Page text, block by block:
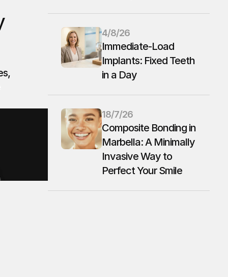
4/8/26
Immediate-Load
Implants: Fixed Teeth
in a Day
18/7/26
Composite Bonding in
Marbella: A Minimally
Invasive Way to
Perfect Your Smile